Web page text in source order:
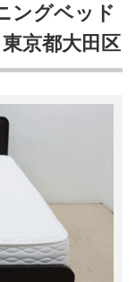
ングベッド
京都大田区